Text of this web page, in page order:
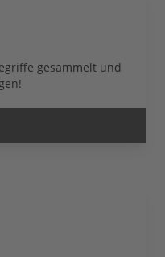
gesammelt und